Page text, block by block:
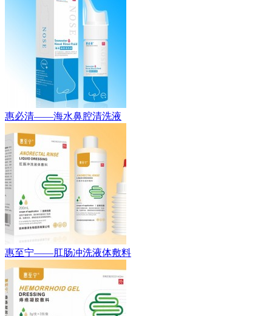
惠必清——海水鼻腔清洗液
惠至宁——肛肠冲洗液体敷料